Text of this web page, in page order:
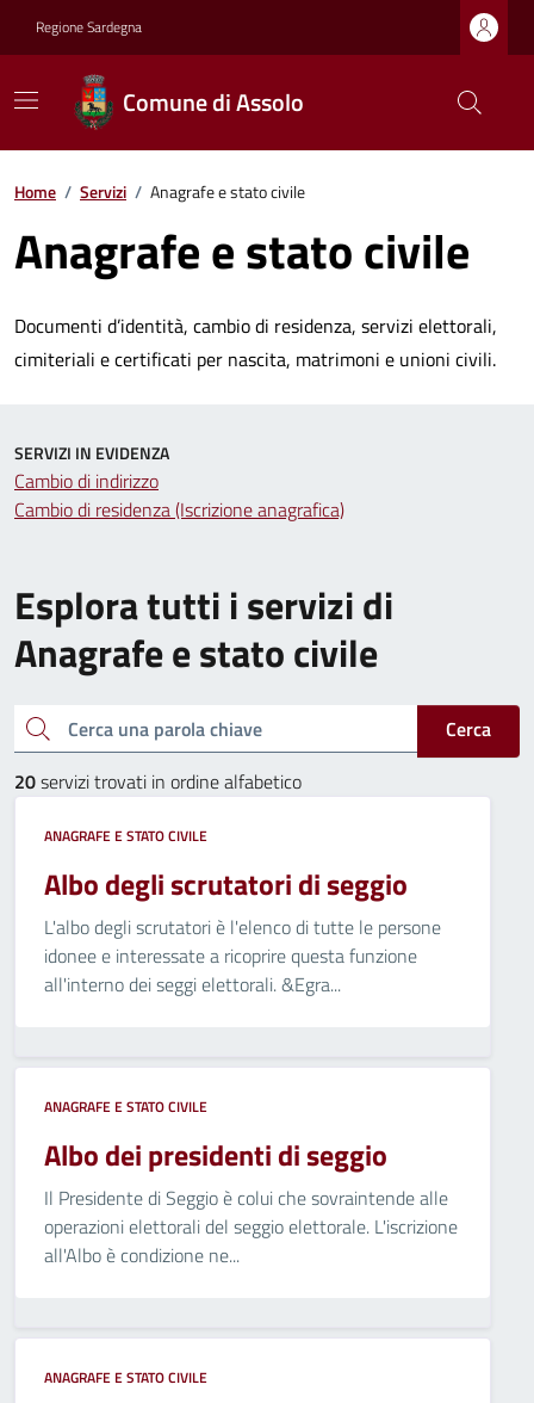
Regione Sardegna
Comune di Assolo
Home / Servizi / Anagrafe e stato civile
Anagrafe e stato civile
Documenti d’identità, cambio di residenza, servizi elettorali,
cimiteriali e certificati per nascita, matrimoni e unioni civili.
Esplora tutti i servizi di
Anagrafe e stato civile
Cerca una parola chiave
Cerca
20servizi trovati in ordine alfabetico
ANAGRAFE E STATO CIVILE
Albo degli scrutatori di seggio
L'albo degli scrutatori è l'elenco di tutte le persone
idonee e interessate a ricoprire questa funzione
all'interno dei seggi elettorali. &Egra...
ANAGRAFE E STATO CIVILE
Albo dei presidenti di seggio
Il Presidente di Seggio è colui che sovraintende alle
operazioni elettorali del seggio elettorale. L'iscrizione
all'Albo è condizione ne...
ANAGRAFE E STATO CIVILE
SERVIZI IN EVIDENZA
Cambio di indirizzo
Cambio di residenza (Iscrizione anagrafica)